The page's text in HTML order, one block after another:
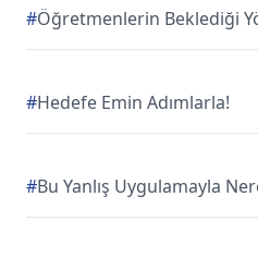
#Öğretmenlerin Beklediği
#Hedefe Emin Adımlarla!
#Bu Yanlış Uygulamayla